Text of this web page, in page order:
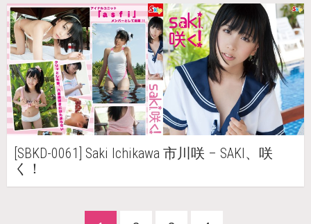
[SBKD-0061] Saki Ichikawa 市川咲 – SAKI、咲
く！